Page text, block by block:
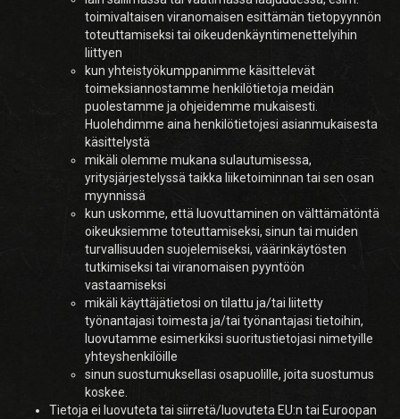
toimivaltaisen viranomaisen esittämän tietopyynnön
toteuttamiseksi tai oikeudenkäyntimenettelyihin
liittyen
kun yhteistyökumppanimme käsittelevät
toimeksiannostamme henkilötietoja meidän
puolestamme ja ohjeidemme mukaisesti.
Huolehdimme aina henkilötietojesi asianmukaisesta
käsittelystä
mikäli olemme mukana sulautumisessa,
yritysjärjestelyssä taikka liiketoiminnan tai sen osan
myynnissä
kun uskomme, että luovuttaminen on välttämätöntä
oikeuksiemme toteuttamiseksi, sinun tai muiden
turvallisuuden suojelemiseksi, väärinkäytösten
tutkimiseksi tai viranomaisen pyyntöön
vastaamiseksi
mikäli käyttäjätietosi on tilattu ja/tai liitetty
työnantajasi toimesta ja/tai työnantajasi tietoihin,
luovutamme esimerkiksi suoritustietojasi nimetyille
yhteyshenkilöille
sinun suostumuksellasi osapuolille, joita suostumus
koskee.
Tietoja ei luovuteta tai siirretä/luovuteta EU:n tai Euroopan